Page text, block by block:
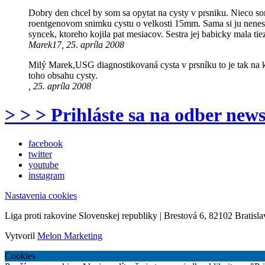
Dobry den chcel by som sa opytat na cysty v prsniku. Nieco
roentgenovom snimku cystu o velkosti 15mm. Sama si ju
syncek, ktoreho kojila pat mesiacov. Sestra jej babicky mala
Marek17, 25. apríla 2008
Milý Marek,USG diagnostikovaná cysta v prsníku to je tak
toho obsahu cysty.
, 25. apríla 2008
> > > Prihláste sa na odber
facebook
twitter
youtube
instagram
Nastavenia cookies
Liga proti rakovine Slovenskej republiky | Brestová 6, 82102
Vytvoril Melon Marketing
Cookies